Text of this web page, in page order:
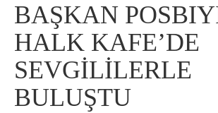
BAŞKAN
HALK KAFE’DE
SEVGİLİLERLE
BULUŞTU